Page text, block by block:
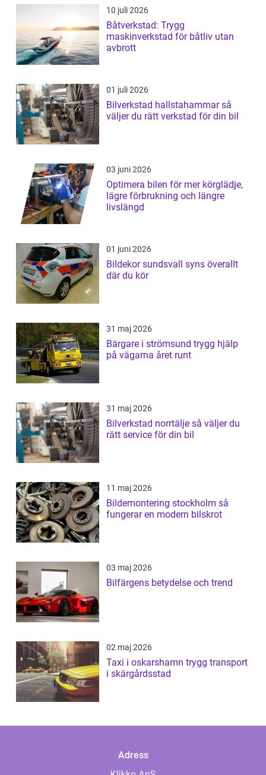
10 juli 2026
Båtverkstad: Trygg
maskinverkstad för båtliv utan
avbrott
01 juli 2026
Bilverkstad hallstahammar så
väljer du rätt verkstad för din bil
03 juni 2026
Optimera bilen för mer körglädje,
lägre förbrukning och längre
livslängd
01 juni 2026
Bildekor sundsvall syns överallt
där du kör
31 maj 2026
Bärgare i strömsund trygg hjälp
på vägarna året runt
31 maj 2026
Bilverkstad norrtälje så väljer du
rätt service för din bil
11 maj 2026
Bildemontering stockholm så
fungerar en modern bilskrot
03 maj 2026
Bilfärgens betydelse och trend
02 maj 2026
Taxi i oskarshamn trygg transport
i skärgårdsstad
Adress